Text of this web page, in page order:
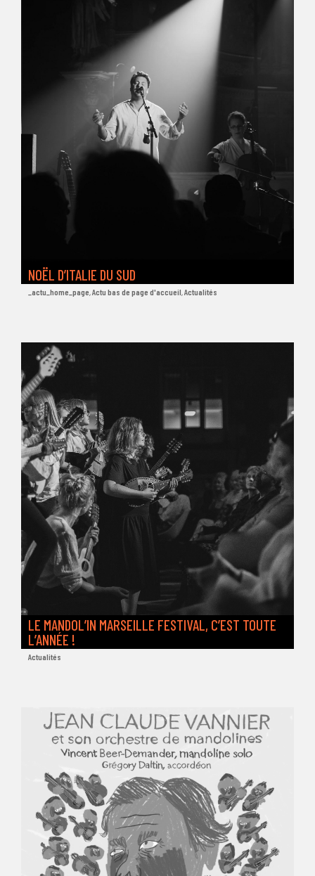
NOËL D’ITALIE DU SUD
_actu_home_page Actu bas de page d'accueil Actualités
LE MANDOL’IN MARSEILLE FESTIVAL, C’EST TOUTE
L’ANNÉE !
Actualités